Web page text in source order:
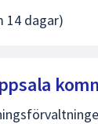
14 dagar)